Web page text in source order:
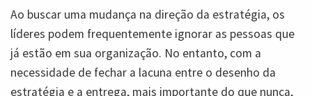
Ao buscar uma mudança na direção da estratégia, os
líderes podem frequentemente ignorar as pessoas que
já estão em sua organização. No entanto, com a
necessidade de fechar a lacuna entre o desenho da
estratégia e a entrega, mais importante do que nunca,